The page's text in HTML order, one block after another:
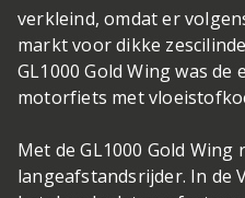
verkleind, omdat er
markt voor dikke
GL1000 Gold Wing was
motorfiets met
Met de GL1000 Gold
langeafstandsrijder. In de